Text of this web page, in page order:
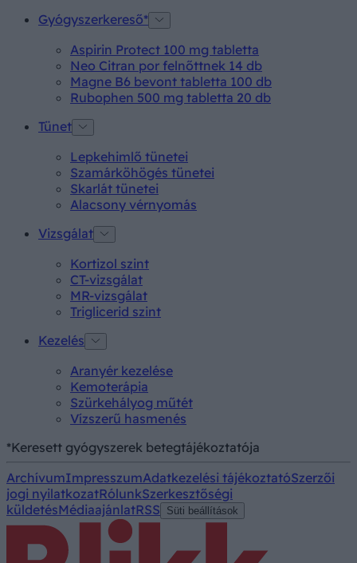
Gyógyszerkereső*
Aspirin Protect 100 mg tabletta
Neo Citran por felnőttnek 14 db
Magne B6 bevont tabletta 100 db
Rubophen 500 mg tabletta 20 db
Tünet
Lepkehimlő tünetei
Szamárköhögés tünetei
Skarlát tünetei
Alacsony vérnyomás
Vizsgálat
Kortizol szint
CT-vizsgálat
MR-vizsgálat
Triglicerid szint
Kezelés
Aranyér kezelése
Kemoterápia
Szürkehályog műtét
Vízszerű hasmenés
*Keresett gyógyszerek betegtájékoztatója
ArchívumImpresszumAdatkezelési tájékoztatóSzerzői
jogi nyilatkozatRólunkSzerkesztőségi
küldetésMédiaajánlatRSS Süti beállítások